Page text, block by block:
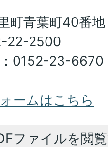
町青葉町40番
22-2500
0152-23-6670
ームはこちら
ファイルを閲